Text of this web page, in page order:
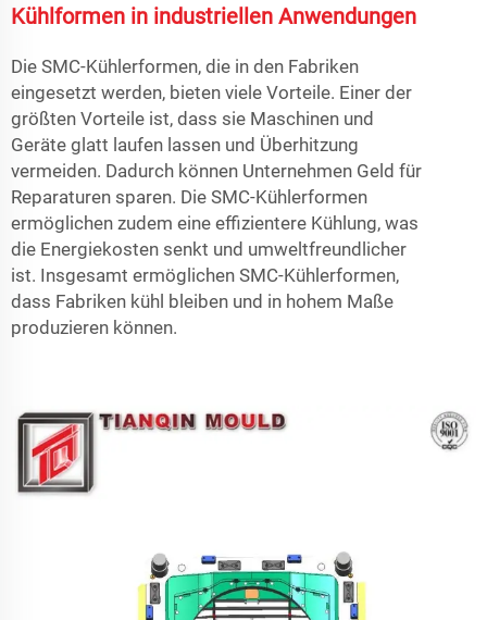
Kühlformen in industriellen Anwendungen
Die SMC-Kühlerformen, die in den Fabriken
eingesetzt werden, bieten viele Vorteile. Einer der
größten Vorteile ist, dass sie Maschinen und
Geräte glatt laufen lassen und Überhitzung
vermeiden. Dadurch können Unternehmen Geld für
Reparaturen sparen. Die SMC-Kühlerformen
ermöglichen zudem eine effizientere Kühlung, was
die Energiekosten senkt und umweltfreundlicher
ist. Insgesamt ermöglichen SMC-Kühlerformen,
dass Fabriken kühl bleiben und in hohem Maße
produzieren können.